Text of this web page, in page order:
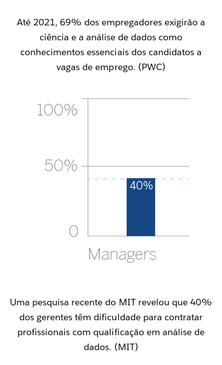
Até 2021, 69% dos empregadores exigirão a
ciência e a análise de dados como
conhecimentos essenciais dos candidatos a
vagas de emprego. (PWC)
Uma pesquisa recente do MIT revelou que 40%
dos gerentes têm dificuldade para contratar
profissionais com qualificação em análise de
dados. (MIT)